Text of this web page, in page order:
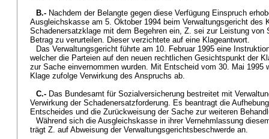
B.- Nachdem der Belangte gegen diese Verfügung Einspruch
Ausgleichskasse am 5. Oktober 1994 beim Verwaltungsgericht des
Schadenersatzklage mit dem Begehren ein, Z. sei zur Leistung von
Betrag zu verurteilen. Dieser verzichtete auf eine Klageantwort.
Das Verwaltungsgericht führte am 10. Februar 1995 eine
welcher die Parteien auf den neuen rechtlichen Gesichtspunkt der
zur Sache einvernommen wurden. Mit Entscheid vom 30. Mai 1995
Klage zufolge Verwirkung des Anspruchs ab.
C.- Das Bundesamt für Sozialversicherung bestreitet mit
Verwirkung der Schadenersatzforderung. Es beantragt die
Entscheides und die Zurückweisung der Sache zur weiteren
Während sich die Ausgleichskasse in ihrer Vernehmlassung
trägt Z. auf Abweisung der Verwaltungsgerichtsbeschwerde an.